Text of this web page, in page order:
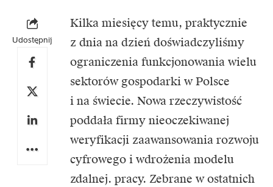
Udostępnij
Kilka miesięcy temu, praktycznie
z dnia na dzień doświadczyliśmy
ograniczenia funkcjonowania wielu
sektorów gospodarki w Polsce
i na świecie. Nowa rzeczywistość
poddała firmy nieoczekiwanej
weryfikacji zaawansowania rozwoju
cyfrowego i wdrożenia modelu
zdalnej. pracy. Zebrane w ostatnich